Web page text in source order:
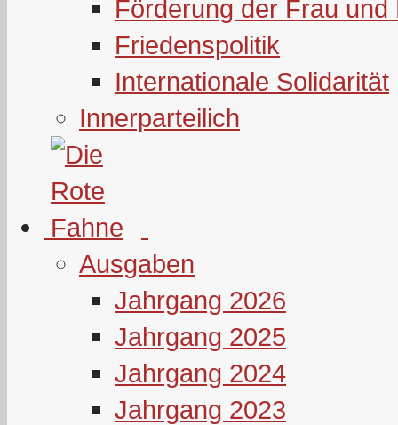
Förderung der Frau und
Friedenspolitik
Internationale Solidarität
Innerparteilich
Ausgaben
Jahrgang 2026
Jahrgang 2025
Jahrgang 2024
Jahrgang 2023